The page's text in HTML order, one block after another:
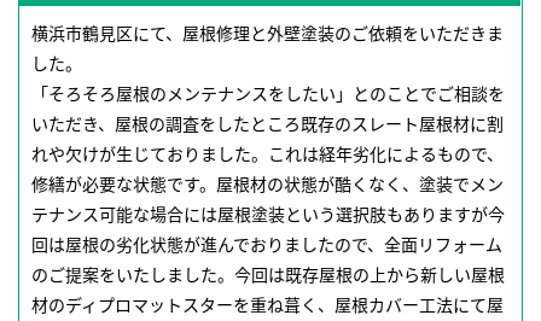
横浜市鶴見区にて、屋根修理と外壁塗装のご依頼をいただきま
した。
「そろそろ屋根のメンテナンスをしたい」とのことでご相談を
いただき、屋根の調査をしたところ既存のスレート屋根材に割
れや欠けが生じておりました。これは経年劣化によるもので、
修繕が必要な状態です。屋根材の状態が酷くなく、塗装でメン
テナンス可能な場合には屋根塗装という選択肢もありますが今
回は屋根の劣化状態が進んでおりましたので、全面リフォーム
のご提案をいたしました。今回は既存屋根の上から新しい屋根
材のディプロマットスターを重ね葺く、屋根カバー工法にて屋